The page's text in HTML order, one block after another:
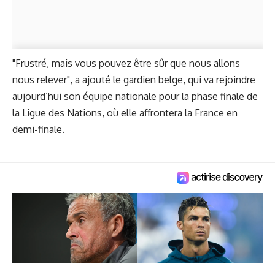
"Frustré, mais vous pouvez être sûr que nous allons
nous relever", a ajouté le gardien belge, qui va rejoindre
aujourd’hui son équipe nationale pour la phase finale de
la Ligue des Nations, où elle affrontera la France en
demi-finale.